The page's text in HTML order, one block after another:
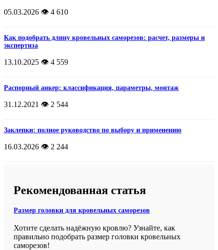
05.03.2026 👁️ 4 610
Как подобрать длину кровельных саморезов: расчет, размеры и
экспертиза
13.10.2025 👁️ 4 559
Распорный анкер: классификация, параметры, монтаж
31.12.2021 👁️ 2 544
Заклепки: полное руководство по выбору и применению
16.03.2026 👁️ 2 244
Рекомендованная статья
Размер головки для кровельных саморезов
Хотите сделать надёжную кровлю? Узнайте, как
правильно подобрать размер головки кровельных
саморезов!